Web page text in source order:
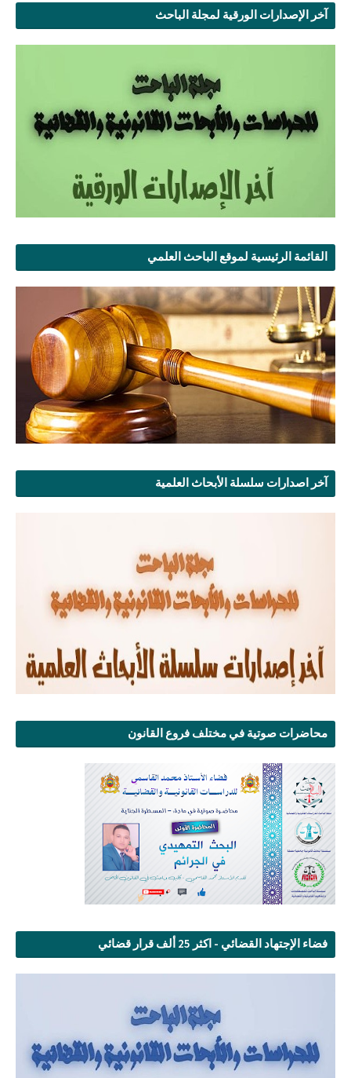
آخر الإصدارات الورقية لمجلة الباحث
القائمة الرئيسية لموقع الباحث العلمي
آخر اصدارات سلسلة الأبحاث العلمية
محاضرات صوتية في مختلف فروع القانون
فضاء الإجتهاد القضائي - اكثر 25 ألف قرار قضائي